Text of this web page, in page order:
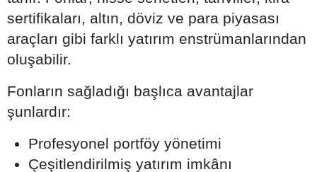
sertifikaları, altın, döviz ve para piyasası
araçları gibi farklı yatırım enstrümanlarından
oluşabilir.
Fonların sağladığı başlıca avantajlar
şunlardır:
Profesyonel portföy yönetimi
Çeşitlendirilmiş yatırım imkânı